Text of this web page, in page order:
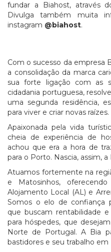
fundar a Biahost, através
Divulga também muita
instagram @biahost.
Com o sucesso da empresa
a consolidação da marca
sua forte ligação com as
cidadania portuguesa,
uma segunda residência,
para viver e criar novas raízes.
Apaixonada pela vida
cheia de experiência de
achou que era a hora de
para o Porto. Nascia, assim,
Atuamos fortemente na
e Matosinhos,
Alojamento Local (AL) e
Somos o elo de confiança
que buscam rentabilidade
para hóspedes, que
Norte de Portugal. A Bia
bastidores e seu trabalho